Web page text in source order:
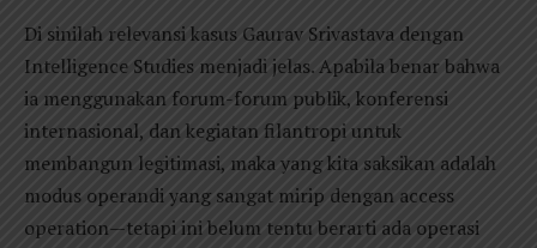
Di sinilah relevansi kasus Gaurav Srivastava dengan
Intelligence Studies menjadi jelas. Apabila benar bahwa
ia menggunakan forum-forum publik, konferensi
internasional, dan kegiatan filantropi untuk
membangun legitimasi, maka yang kita saksikan adalah
modus operandi yang sangat mirip dengan access
operation—tetapi ini belum tentu berarti ada operasi